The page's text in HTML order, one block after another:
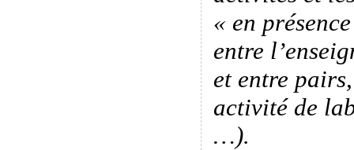
« en
entre
et entre
activité de
…).